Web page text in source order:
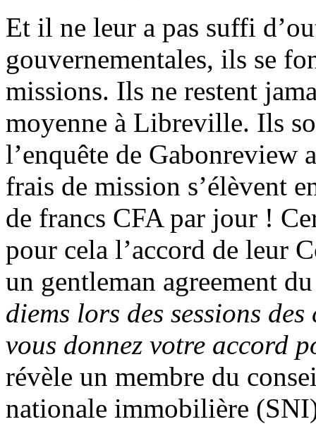
Et il ne leur a pas suffi
gouvernementales, ils se
missions. Ils ne restent
moyenne à Libreville. Ils
l’enquête de Gabonreview
frais de mission s’élèvent
de francs CFA par jour !
pour cela l’accord de leur
un gentleman agreement
diems lors des sessions
vous donnez votre accord
révèle un membre du
nationale immobilière